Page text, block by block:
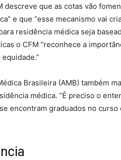
descreve que as cotas vão
e que “esse mecanismo vai
residência médica seja
o CFM “reconhece a
Brasileira (AMB) também
médica. “É preciso o
encontram graduados no